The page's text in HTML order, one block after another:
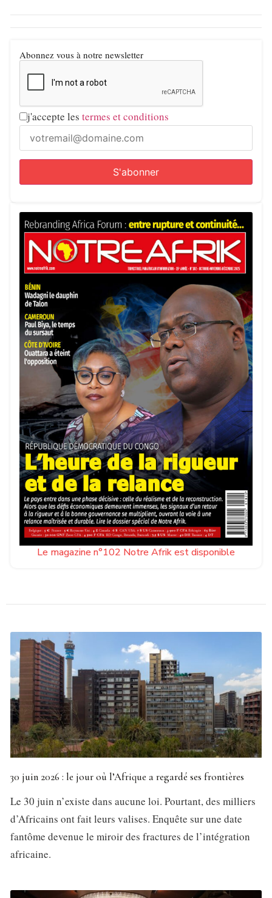
Abonnez vous à notre newsletter
j'accepte les termes et conditions
Le magazine n°102 Notre Afrik est disponible
30 juin 2026 : le jour où l’Afrique a regardé ses frontières
Le 30 juin n’existe dans aucune loi. Pourtant, des milliers
d’Africains ont fait leurs valises. Enquête sur une date
fantôme devenue le miroir des fractures de l’intégration
africaine.